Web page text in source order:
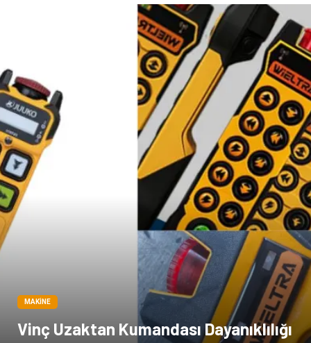
MAKINE
Vinç Uzaktan Kumandası Dayanıklılığı